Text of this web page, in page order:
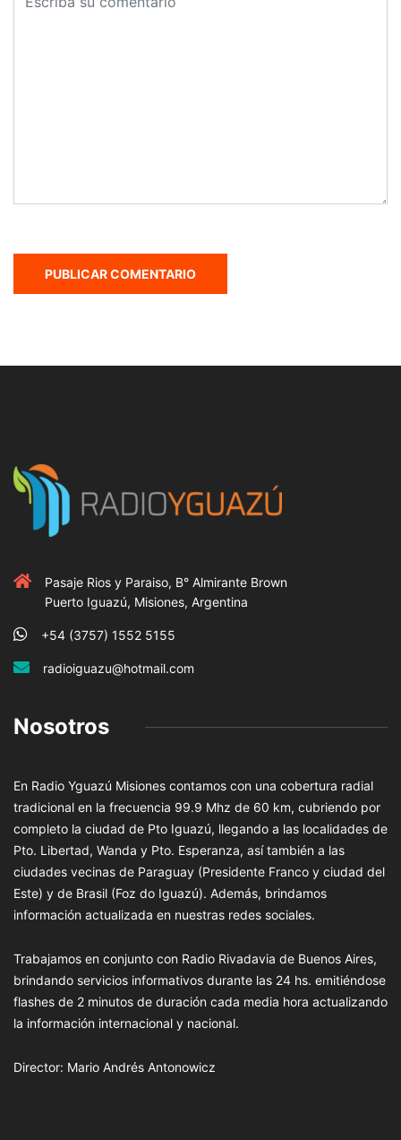
Pasaje Rios y Paraiso, B° Almirante Brown
Puerto Iguazú, Misiones, Argentina
+54 (3757) 1552 5155
radioiguazu@hotmail.com
Nosotros
En Radio Yguazú Misiones contamos con una cobertura radial
tradicional en la frecuencia 99.9 Mhz de 60 km, cubriendo por
completo la ciudad de Pto Iguazú, llegando a las localidades de
Pto. Libertad, Wanda y Pto. Esperanza, así también a las
ciudades vecinas de Paraguay (Presidente Franco y ciudad del
Este) y de Brasil (Foz do Iguazú). Además, brindamos
información actualizada en nuestras redes sociales.
Trabajamos en conjunto con Radio Rivadavia de Buenos Aires,
brindando servicios informativos durante las 24 hs. emitiéndose
flashes de 2 minutos de duración cada media hora actualizando
la información internacional y nacional.
Director: Mario Andrés Antonowicz